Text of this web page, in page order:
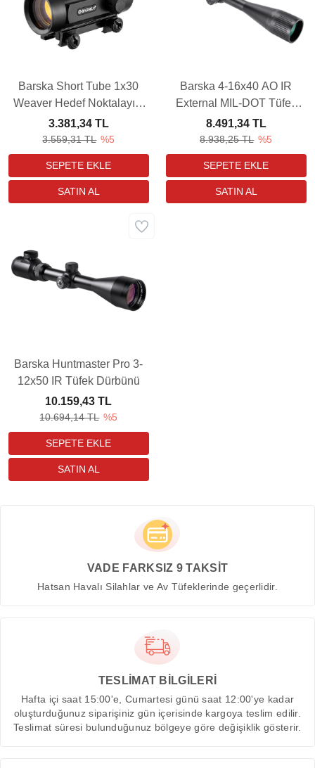
Barska Short Tube 1x30
Weaver Hedef Noktalayıcı
Red Dot Sight
3.559,31 TL %5
3.381,34 TL
Barska 4-16x40 AO IR
External MIL-DOT Tüfek
Dürbünü
8.938,25 TL %5
8.491,34 TL
Barska Huntmaster Pro 3-
12x50 IR Tüfek Dürbünü
10.694,14 TL %5
10.159,43 TL
VADE FARKSIZ 9 TAKSİT
Hatsan Havalı Silahlar ve Av Tüfeklerinde geçerlidir.
TESLİMAT BİLGİLERİ
Hafta içi saat 15:00'e, Cumartesi günü saat 12:00'ye kadar
oluşturduğunuz siparişiniz gün içerisinde kargoya teslim edilir.
Teslimat süresi bulunduğunuz bölgeye göre değişiklik gösterir.